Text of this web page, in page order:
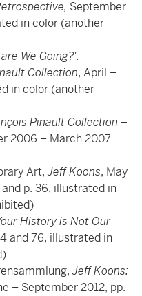
September
in color (another
We Going?':
Collection, April –
in color (another
Pinault Collection –
2006 – March 2007
Art,Jeff Koons, May
p. 36, illustrated in
History is Not Our
and 76, illustrated in
Jeff Koons:
– September 2012, pp.